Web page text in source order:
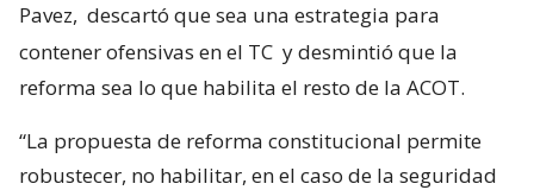
Pavez, descartó que sea una estrategia para
contener ofensivas en el TC y desmintió que la
reforma sea lo que habilita el resto de la ACOT.
“La propuesta de reforma constitucional permite
robustecer, no habilitar, en el caso de la seguridad